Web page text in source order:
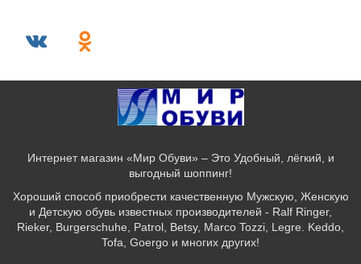
Интернет магазин «Мир Обуви» – Это Удобный, лёгкий, и
выгодный шоппинг!
Хороший способ приобрести качественную Мужскую, Женскую
и Детскую обувь известных производителей - Ralf Ringer,
Rieker, Burgerschuhe, Patrol, Betsy, Marco Tozzi, Legre. Keddo,
Tofa, Goergo и многих других!